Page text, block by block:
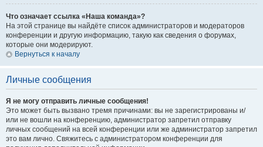
Что означает ссылка «Наша команда»?
На этой странице вы найдёте список администраторов и модераторов
конференции и другую информацию, такую как сведения о форумах,
которые они модерируют.
Вернуться к началу
Личные сообщения
Я не могу отправить личные сообщения!
Это может быть вызвано тремя причинами: вы не зарегистрированы и/
или не вошли на конференцию, администратор запретил отправку
личных сообщений на всей конференции или же администратор запретил
это вам лично. Свяжитесь с администратором конференции для